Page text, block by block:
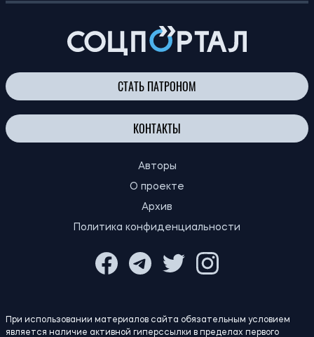
СТАТЬ ПАТРОНОМ
КОНТАКТЫ
Авторы
О проекте
Архив
Политика конфиденциальности
При использовании материалов сайта обязательным условием
является наличие активной гиперссылки в пределах первого